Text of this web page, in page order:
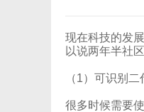
现在科技的发展
以说两年半社区
（1）可识别
很多时候需要使